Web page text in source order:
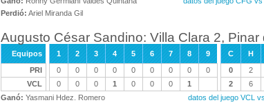
Perdió: Ariel Miranda Gil
Augusto César Sandino: Villa Clara 2, Pinar
Equipos 1 2 3 4 5 6 7 8 9 C H
PRI
0 0 0 0 0 0 0 0 0 0 2
VCL
0 0 0 1 0 0 0 1 2 6
datos del juego VCL
Ganó: Yasmani Hdez. Romero